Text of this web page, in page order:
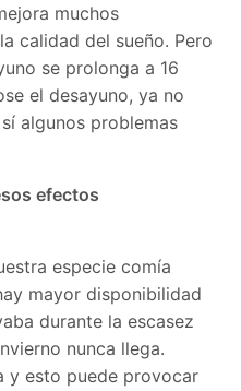
muchos
calidad del sueño. Pero
se prolonga a 16
el desayuno, ya no
algunos problemas
efectos
especie comía
mayor disponibilidad
durante la escasez
nunca llega.
y esto puede provocar